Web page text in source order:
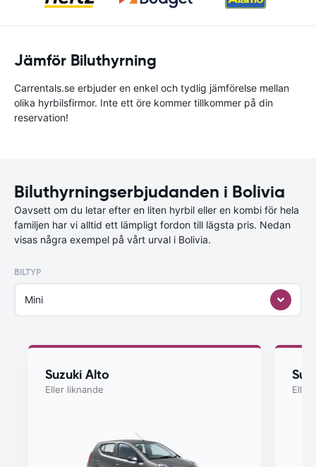
Jämför Biluthyrning
Carrentals.se erbjuder en enkel och tydlig jämförelse mellan
olika hyrbilsfirmor. Inte ett öre kommer tillkommer på din
reservation!
Biluthyrningserbjudanden i Bolivia
Oavsett om du letar efter en liten hyrbil eller en kombi för hela
familjen har vi alltid ett lämpligt fordon till lägsta pris. Nedan
visas några exempel på vårt urval i Bolivia.
BILTYP
Mini
Suzuki Alto
Eller liknande Eller